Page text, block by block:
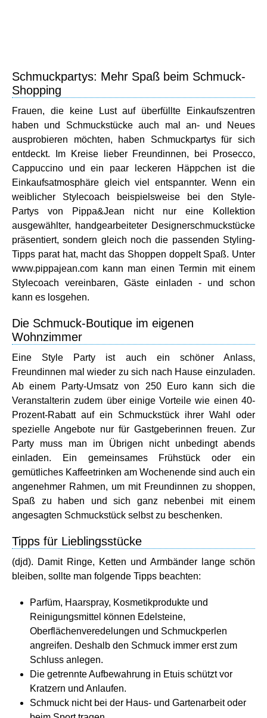
Schmuckpartys: Mehr Spaß beim Schmuck-
Shopping
Frauen, die keine Lust auf überfüllte Einkaufszentren
haben und Schmuckstücke auch mal an- und Neues
ausprobieren möchten, haben Schmuckpartys für sich
entdeckt. Im Kreise lieber Freundinnen, bei Prosecco,
Cappuccino und ein paar leckeren Häppchen ist die
Einkaufsatmosphäre gleich viel entspannter. Wenn ein
weiblicher Stylecoach beispielsweise bei den Style-
Partys von Pippa&Jean nicht nur eine Kollektion
ausgewählter, handgearbeiteter Designerschmuckstücke
präsentiert, sondern gleich noch die passenden Styling-
Tipps parat hat, macht das Shoppen doppelt Spaß. Unter
www.pippajean.com kann man einen Termin mit einem
Stylecoach vereinbaren, Gäste einladen - und schon
kann es losgehen.
Die Schmuck-Boutique im eigenen
Wohnzimmer
Eine Style Party ist auch ein schöner Anlass,
Freundinnen mal wieder zu sich nach Hause einzuladen.
Ab einem Party-Umsatz von 250 Euro kann sich die
Veranstalterin zudem über einige Vorteile wie einen 40-
Prozent-Rabatt auf ein Schmuckstück ihrer Wahl oder
spezielle Angebote nur für Gastgeberinnen freuen. Zur
Party muss man im Übrigen nicht unbedingt abends
einladen. Ein gemeinsames Frühstück oder ein
gemütliches Kaffeetrinken am Wochenende sind auch ein
angenehmer Rahmen, um mit Freundinnen zu shoppen,
Spaß zu haben und sich ganz nebenbei mit einem
angesagten Schmuckstück selbst zu beschenken.
Tipps für Lieblingsstücke
(djd). Damit Ringe, Ketten und Armbänder lange schön
bleiben, sollte man folgende Tipps beachten:
Parfüm, Haarspray, Kosmetikprodukte und
Reinigungsmittel können Edelsteine,
Oberflächenveredelungen und Schmuckperlen
angreifen. Deshalb den Schmuck immer erst zum
Schluss anlegen.
Die getrennte Aufbewahrung in Etuis schützt vor
Kratzern und Anlaufen.
Schmuck nicht bei der Haus- und Gartenarbeit oder